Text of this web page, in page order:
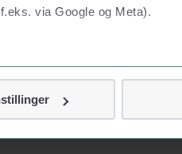
via Google og Meta).